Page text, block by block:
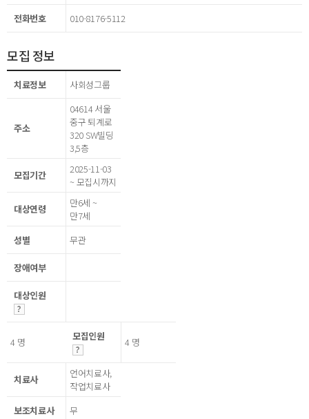
전화번호 010-8176-5112
모집 정보
치료정보 사회성그룹
주소
04614 서울
중구 퇴계로
320 SW빌딩
3,5층
모집기간
2025-11-03
~ 모집시까지
대상연령
만6세 ~
만7세
성별
무관
장애여부
대상인원
4 명 모집인원 4 명
치료사
언어치료사,
작업치료사
보조치료사
무